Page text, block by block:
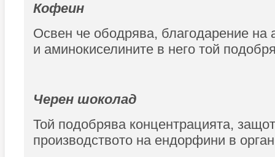
Кофеин
Освен че ободрява, благодарение на
и аминокиселините в него той
Черен шоколад
Той подобрява концентрацията,
производството на ендорфини в